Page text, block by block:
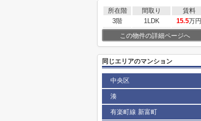
所在階 間取り
賃料
3階
1LDK 15.5万円
この物件の詳細ページへ
同じエリアのマンション
中央区
湊
有楽町線 新富町